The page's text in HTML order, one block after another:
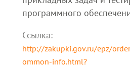
программного
Ссылка:
http://zakupki.gov.ru/epz/
ommon-info.html?